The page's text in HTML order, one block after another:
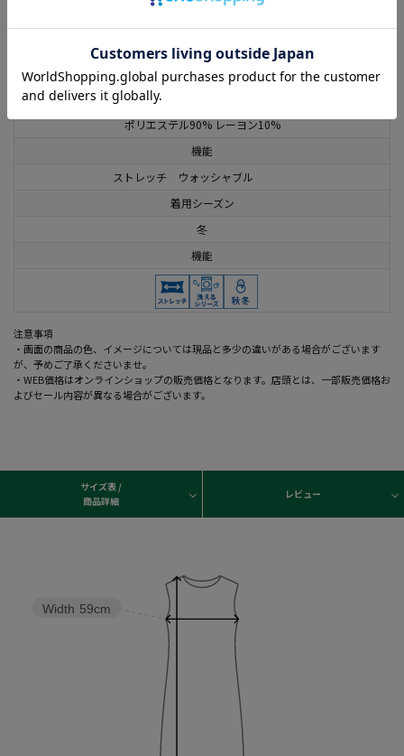
ポリエステル90% レーヨン10%
機能
ストレッチ ウォッシャブル
着用シーズン
冬
機能
注意事項
・画面の商品の色、イメージについては現品と多少の違いがある場合がございます
が、予めご了承くださいませ。
・WEB価格はオンラインショップの販売価格となります。店頭とは、一部販売価格お
よびセール内容が異なる場合がございます。
サイズ表 /
商品詳細
レビュー
Width 59cm